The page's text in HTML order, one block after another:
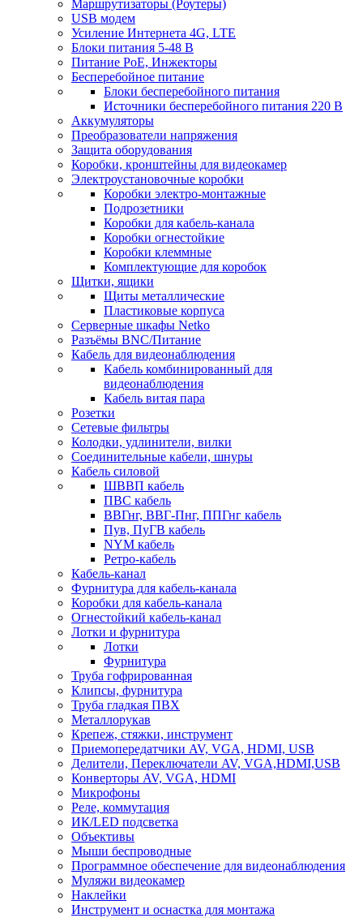
Маршрутизаторы (Роутеры)
USB модем
Усиление Интернета 4G, LTE
Блоки питания 5-48 В
Питание PoE, Инжекторы
Бесперебойное питание
Блоки бесперебойного питания
Источники бесперебойного питания 220 В
Аккумуляторы
Преобразователи напряжения
Защита оборудования
Коробки, кронштейны для видеокамер
Электроустановочные коробки
Коробки электро-монтажные
Подрозетники
Коробки для кабель-канала
Коробки огнестойкие
Коробки клеммные
Комплектующие для коробок
Щитки, ящики
Щиты металлические
Пластиковые корпуса
Серверные шкафы Netko
Разъёмы BNC/Питание
Кабель для видеонаблюдения
Кабель комбинированный для
видеонаблюдения
Кабель витая пара
Розетки
Сетевые фильтры
Колодки, удлинители, вилки
Соединительные кабели, шнуры
Кабель силовой
ШВВП кабель
ПВС кабель
ВВГнг, ВВГ-Пнг, ППГнг кабель
Пув, ПуГВ кабель
NYM кабель
Ретро-кабель
Кабель-канал
Фурнитура для кабель-канала
Коробки для кабель-канала
Огнестойкий кабель-канал
Лотки и фурнитура
Лотки
Фурнитура
Труба гофрированная
Клипсы, фурнитура
Труба гладкая ПВХ
Металлорукав
Крепеж, стяжки, инструмент
Приемопередатчики AV, VGA, HDMI, USB
Делители, Переключатели AV, VGA,HDMI,USB
Конверторы AV, VGA, HDMI
Микрофоны
Реле, коммутация
ИК/LED подсветка
Объективы
Мыши беспроводные
Программное обеспечение для видеонаблюдения
Муляжи видеокамер
Наклейки
Инструмент и оснастка для монтажа